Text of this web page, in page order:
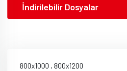
İndirilebilir Dosyalar
800x1000 , 800x1200